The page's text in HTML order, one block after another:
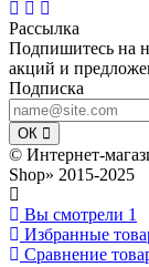
Рассылка
Подпишитесь на
акций и
Подписка
ОК
© Интернет-
Shop» 2015-2025
Вы смотрели 1
Избранные
Сравнение